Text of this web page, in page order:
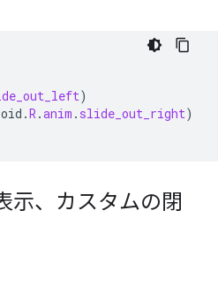
)
.R .anim . slide_out_right)
示、カスタムの閉